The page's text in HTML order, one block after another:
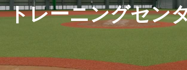
トレーニングセン